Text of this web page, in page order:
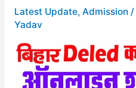
Latest Update, Admission/
Yadav